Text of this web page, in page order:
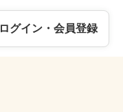
ログイン・ 会員登録